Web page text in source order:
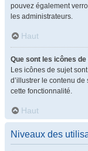
pouvez également
les administrateurs.
Haut
Que sont les icônes de
Les icônes de sujet
d’illustrer le contenu
cette fonctionnalité.
Haut
Niveaux des